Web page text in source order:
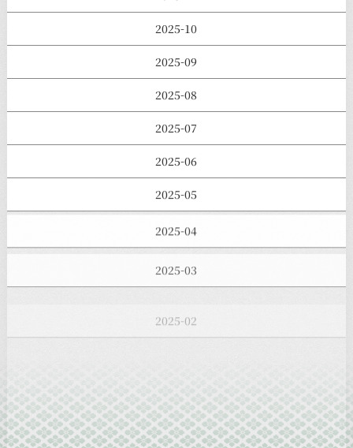
2025-10
2025-09
2025-08
2025-07
2025-06
2025-05
2025-04
2025-01
2024-11
2024-10